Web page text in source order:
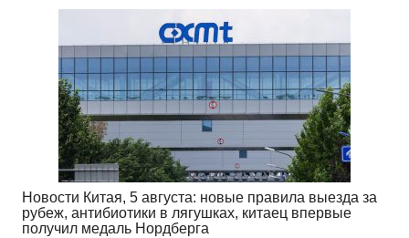
Новости Китая, 5 августа: новые правила выезда за
рубеж, антибиотики в лягушках, китаец впервые
получил медаль Нордберга